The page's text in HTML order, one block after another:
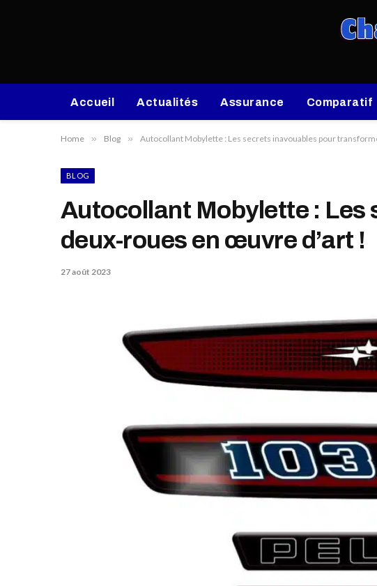
Accueil Actualités Assurance Comparatif
Home » Blog » Autocollant Mobylette : Les secrets inavouables pour
BLOG
Autocollant Mobylette :
deux-roues en œuvre d’art !
27 août 2023